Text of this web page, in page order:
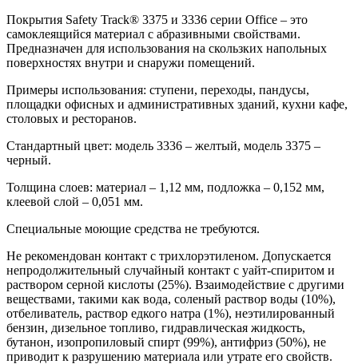
Покрытия Safety Track® 3375 и 3336 серии Office – это
самоклеящийся материал с абразивными свойствами.
Предназначен для использования на скользких напольных
поверхностях внутри и снаружи помещений.
Примеры использования: ступени, переходы, пандусы,
площадки офисных и административных зданий, кухни кафе,
столовых и ресторанов.
Стандартный цвет: модель 3336 – желтый, модель 3375 –
черный.
Толщина слоев: материал – 1,12 мм, подложка – 0,152 мм,
клеевой слой – 0,051 мм.
Специальные моющие средства не требуются.
Не рекомендован контакт с трихлорэтиленом. Допускается
непродолжительный случайный контакт с уайт-спиритом и
раствором серной кислоты (25%). Взаимодействие с другими
веществами, такими как вода, соленый раствор воды (10%),
отбеливатель, раствор едкого натра (1%), неэтилированный
бензин, дизельное топливо, гидравлическая жидкость,
бутанон, изопропиловый спирт (99%), антифриз (50%), не
приводит к разрушению материала или утрате его свойств.